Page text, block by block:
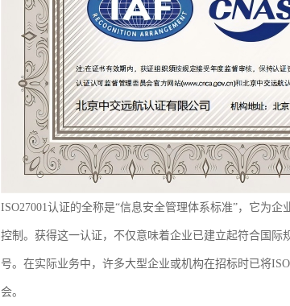
ISO27001认证的全称是“信息安全管理体系标准”，它为
控制。获得这一认证，不仅意味着企业已建立起符合国
号。在实际业务中，许多大型企业或机构在招标时已将
会。